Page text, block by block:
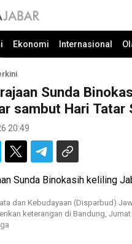
Ekonomi Internasional
Sunda
sambut Hari Tatar
20:49
dan Kebudayaan (Disparbud)
keterangan di Bandung,